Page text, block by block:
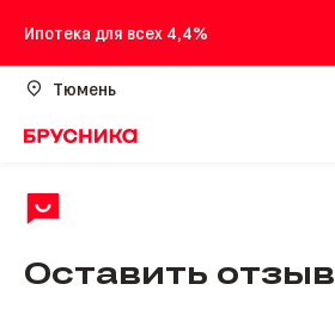
Ипотека для всех 4,4%
Тюмень
Оставить отзыв